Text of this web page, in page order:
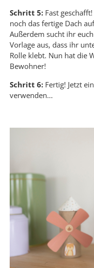
Schritt 5: Fast
noch das fertige Dach
Außerdem sucht ihr
Vorlage aus, dass ihr
Rolle klebt. Nun hat die
Bewohner!
Schritt 6: Fertig! Jetzt
verwenden...